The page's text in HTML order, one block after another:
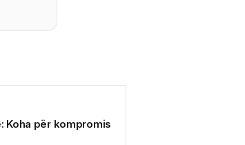
Koha për kompromis